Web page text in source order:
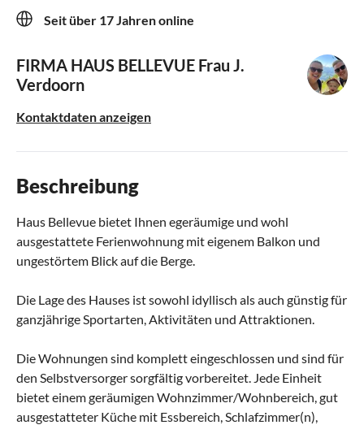
Seit über 17 Jahren online
FIRMA HAUS BELLEVUE Frau J.
Verdoorn
Kontaktdaten anzeigen
Beschreibung
Haus Bellevue bietet Ihnen egeräumige und wohl
ausgestattete Ferienwohnung mit eigenem Balkon und
ungestörtem Blick auf die Berge.
Die Lage des Hauses ist sowohl idyllisch als auch günstig für
ganzjährige Sportarten, Aktivitäten und Attraktionen.
Die Wohnungen sind komplett eingeschlossen und sind für
den Selbstversorger sorgfältig vorbereitet. Jede Einheit
bietet einem geräumigen Wohnzimmer/Wohnbereich, gut
ausgestatteter Küche mit Essbereich, Schlafzimmer(n),